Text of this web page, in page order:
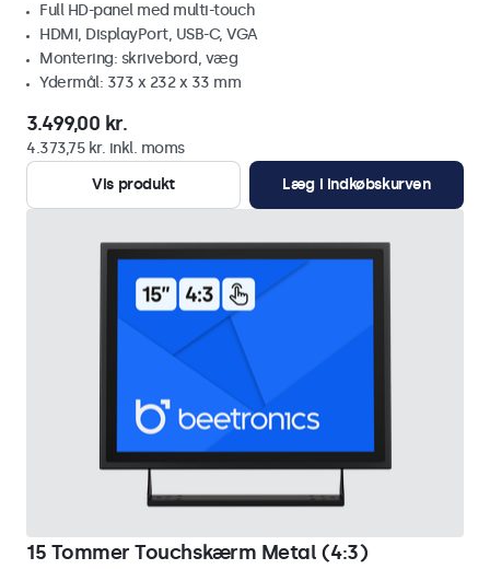
Full HD-panel med multi-touch
HDMI, DisplayPort, USB-C, VGA
Montering: skrivebord, væg
Ydermål: 373 x 232 x 33 mm
3.499,00 kr.
4.373,75 kr. inkl. moms
Vis produkt
Læg i indkøbskurven
15 Tommer Touchskærm Metal (4:3)